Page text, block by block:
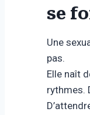
se
Une
pas.
Elle naît
rythmes.